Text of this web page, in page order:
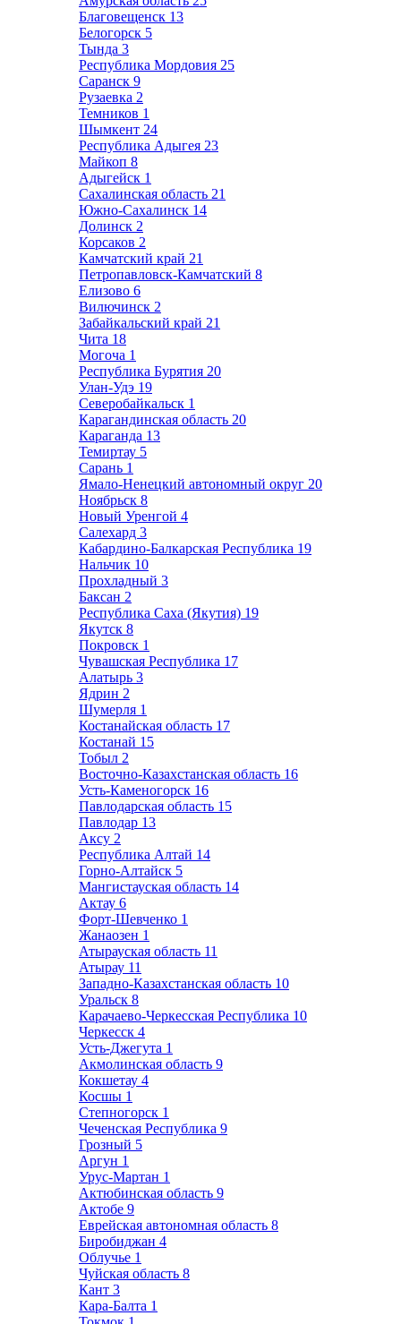
Благовещенск 13
Белогорск 5
Тында 3
Республика Мордовия 25
Саранск 9
Рузаевка 2
Темников 1
Шымкент 24
Республика Адыгея 23
Майкоп 8
Адыгейск 1
Сахалинская область 21
Южно-Сахалинск 14
Долинск 2
Корсаков 2
Камчатский край 21
Петропавловск-Камчатский 8
Елизово 6
Вилючинск 2
Забайкальский край 21
Чита 18
Могоча 1
Республика Бурятия 20
Улан-Удэ 19
Северобайкальск 1
Карагандинская область 20
Караганда 13
Темиртау 5
Сарань 1
Ямало-Ненецкий автономный округ 20
Ноябрьск 8
Новый Уренгой 4
Салехард 3
Кабардино-Балкарская Республика 19
Нальчик 10
Прохладный 3
Баксан 2
Республика Саха (Якутия) 19
Якутск 8
Покровск 1
Чувашская Республика 17
Алатырь 3
Ядрин 2
Шумерля 1
Костанайская область 17
Костанай 15
Тобыл 2
Восточно-Казахстанская область 16
Усть-Каменогорск 16
Павлодарская область 15
Павлодар 13
Аксу 2
Республика Алтай 14
Горно-Алтайск 5
Мангистауская область 14
Актау 6
Форт-Шевченко 1
Жанаозен 1
Атырауская область 11
Атырау 11
Западно-Казахстанская область 10
Уральск 8
Карачаево-Черкесская Республика 10
Черкесск 4
Усть-Джегута 1
Акмолинская область 9
Кокшетау 4
Косшы 1
Степногорск 1
Чеченская Республика 9
Грозный 5
Аргун 1
Урус-Мартан 1
Актюбинская область 9
Актобе 9
Еврейская автономная область 8
Биробиджан 4
Облучье 1
Чуйская область 8
Кант 3
Кара-Балта 1